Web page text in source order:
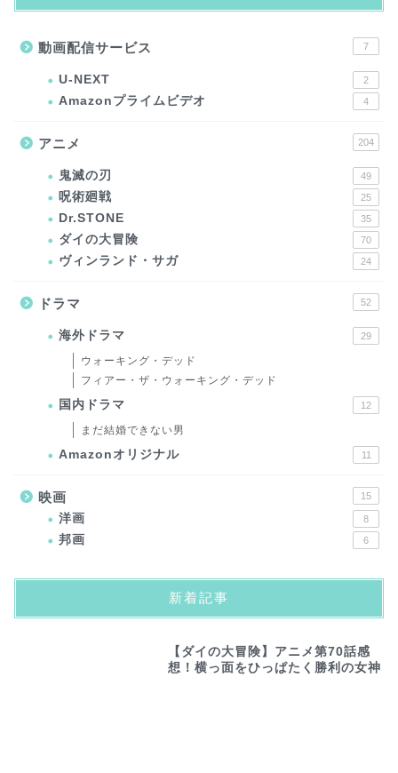
動画配信サービス 7
U-NEXT 2
Amazonプライムビデオ 4
アニメ 204
鬼滅の刃 49
呪術廻戦 25
Dr.STONE 35
ダイの大冒険 70
ヴィンランド・サガ 24
ドラマ 52
海外ドラマ 29
ウォーキング・デッド
フィアー・ザ・ウォーキング・デッド
国内ドラマ 12
まだ結婚できない男
Amazonオリジナル 11
映画 15
洋画 8
邦画 6
新着記事
【ダイの大冒険】アニメ第70話感
想！横っ面をひっぱたく勝利の女神